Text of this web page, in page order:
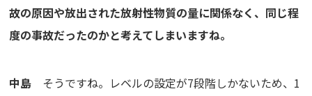
故の原因や放出された放射性物質の量に関係なく、同じ程
度の事故だったのかと考えてしまいますね。
中島 そうですね。レベルの設定が7段階しかないため、1